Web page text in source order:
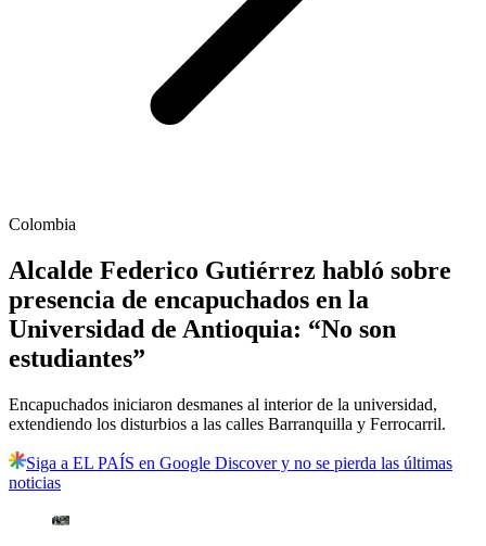
Colombia
Alcalde Federico Gutiérrez habló sobre
presencia de encapuchados en la
Universidad de Antioquia: “No son
estudiantes”
Encapuchados iniciaron desmanes al interior de la universidad,
extendiendo los disturbios a las calles Barranquilla y Ferrocarril.
Siga a EL PAÍS en Google Discover y no se pierda las últimas
noticias